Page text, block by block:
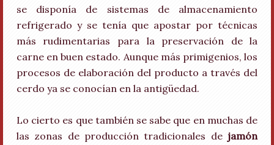
se disponía de sistemas de almacenamiento
refrigerado y se tenía que apostar por técnicas
más rudimentarias para la preservación de la
carne en buen estado. Aunque más primigenios, los
procesos de elaboración del producto a través del
cerdo ya se conocían en la antigüedad.
Lo cierto es que también se sabe que en muchas de
las zonas de producción tradicionales dejamón